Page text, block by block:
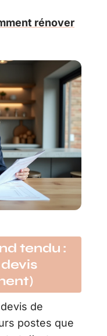
rénover
tendu :
de
postes que